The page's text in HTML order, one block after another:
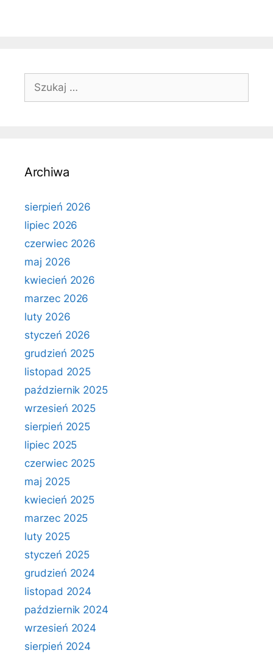
Szukaj:
Archiwa
sierpień 2026
lipiec 2026
czerwiec 2026
maj 2026
kwiecień 2026
marzec 2026
luty 2026
styczeń 2026
grudzień 2025
listopad 2025
październik 2025
wrzesień 2025
sierpień 2025
lipiec 2025
czerwiec 2025
maj 2025
kwiecień 2025
marzec 2025
luty 2025
styczeń 2025
grudzień 2024
listopad 2024
październik 2024
wrzesień 2024
sierpień 2024